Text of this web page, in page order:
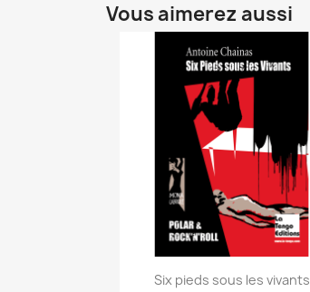
Vous aimerez aussi
Six pieds sous les vivants